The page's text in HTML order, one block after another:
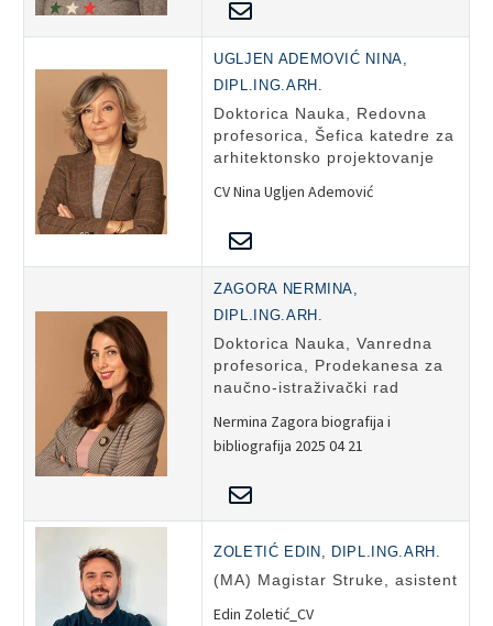
UGLJEN ADEMOVIĆ NINA,
DIPL.ING.ARH.
Doktorica Nauka, Redovna
profesorica, Šefica katedre za
arhitektonsko projektovanje
CV Nina Ugljen Ademović
ZAGORA NERMINA,
DIPL.ING.ARH.
Doktorica Nauka, Vanredna
profesorica, Prodekanesa za
naučno-istraživački rad
Nermina Zagora biografija i
bibliografija 2025 04 21
ZOLETIĆ EDIN, DIPL.ING.ARH.
(MA) Magistar Struke, asistent
Edin Zoletić_CV